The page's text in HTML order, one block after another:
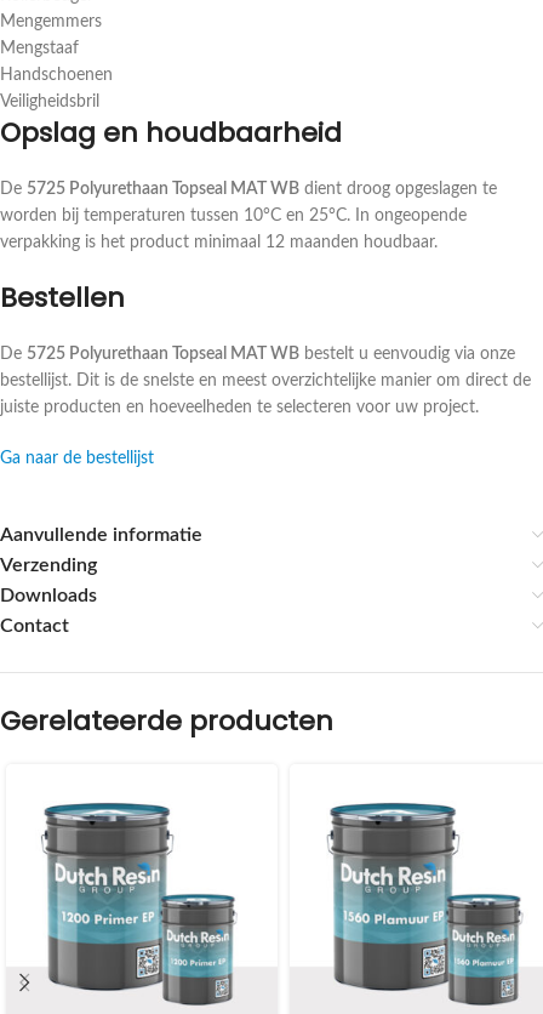
Mengemmers
Mengstaaf
Handschoenen
Veiligheidsbril
Opslag en houdbaarheid
De 5725 Polyurethaan Topseal MAT WB dient droog opgeslagen te
worden bij temperaturen tussen 10°C en 25°C. In ongeopende
verpakking is het product minimaal 12 maanden houdbaar.
Bestellen
De 5725 Polyurethaan Topseal MAT WB bestelt u eenvoudig via onze
bestellijst. Dit is de snelste en meest overzichtelijke manier om direct de
juiste producten en hoeveelheden te selecteren voor uw project.
Ga naar de bestellijst
Aanvullende informatie
Verzending
Downloads
Contact
Gerelateerde producten